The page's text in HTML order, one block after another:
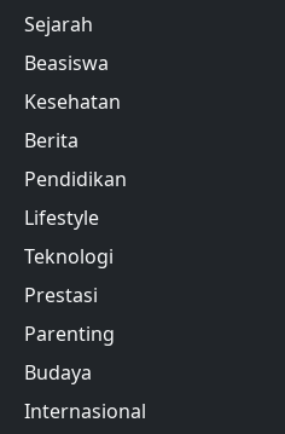
Sejarah
Beasiswa
Kesehatan
Berita
Pendidikan
Lifestyle
Teknologi
Prestasi
Parenting
Budaya
Internasional